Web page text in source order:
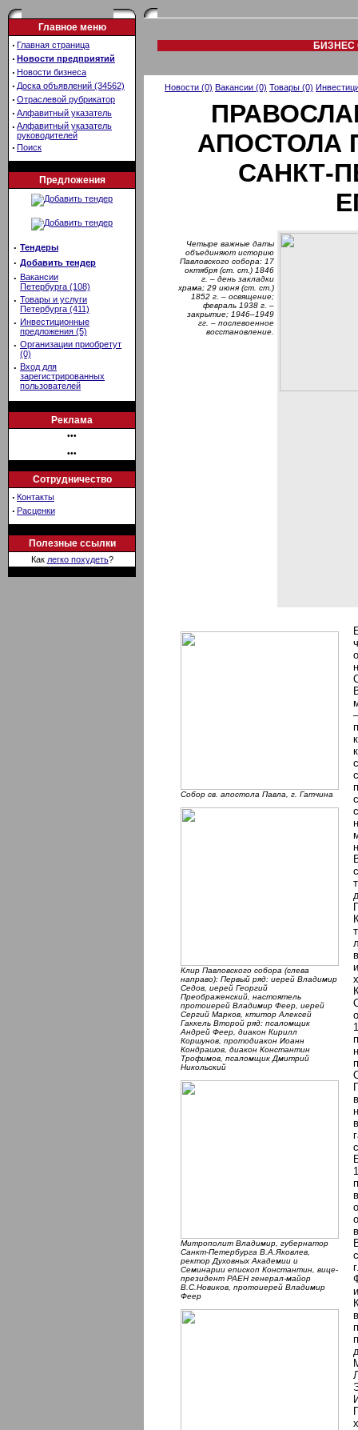
Главное меню
· Главная страница
· Новости предприятий
· Новости бизнеса
· Доска объявлений (34562)
· Отраслевой рубрикатор
· Алфавитный указатель
· Алфавитный указатель
руководителей
· Поиск
Предложения
· Тендеры
· Добавить тендер
· Вакансии
Петербурга (108)
· Товары и услуги
Петербурга (411)
· Инвестиционные
предложения (5)
· Организации приобретут
(0)
· Вход для
зарегистрированных
пользователей
Реклама
•••
•••
Сотрудничество
· Контакты
· Расценки
Полезные ссылки
Как легко похудеть?
БИЗНЕС
Новости (0) Вакансии (0) Товары (0)
АПОСТОЛА
САНКТ-
Четыре важные даты
объединяют историю
Павловского собора: 17
октября (ст. ст.) 1846
г. – день закладки
храма; 29 июня (ст. ст.)
1852 г. – освящение;
февраль 1938 г. –
закрытие; 1946–1949
гг. – послевоенное
восстановление.
Собор cв. апостола Павла, г. Гатчина
Клир Павловского собора (слева
направо): Первый ряд: иерей Владимир
Седов, иерей Георгий
Преображенский, настоятель
протоиерей Владимир Феер, иерей
Сергий Марков, ктитор Алексей
Гаккель Второй ряд: псаломщик
Андрей Феер, диакон Кирилл
Коршунов, протодиакон Иоанн
Кондрашов, диакон Константин
Трофимов, псаломщик Дмитрий
Никольский
Митрополит Владимир, губернатор
Санкт-Петербурга В.А.Яковлев,
ректор Духовных Академии и
Семинарии епископ Константин, вице-
президент РАЕН генерал-майор
В.С.Новиков, протоиерей Владимир
Феер